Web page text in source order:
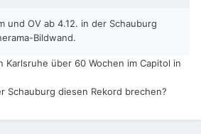
und OV ab 4.12. in der Schauburg
Bildwand.
Karlsruhe über 60 Wochen im Capitol in
Schauburg diesen Rekord brechen?